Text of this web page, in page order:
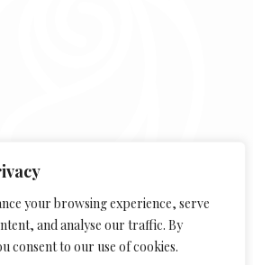
your browsing experience, serve
and analyse our traffic. By
consent to our use of cookies.